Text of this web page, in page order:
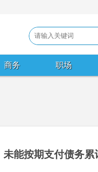
商务 职场
未能按期支付债务累